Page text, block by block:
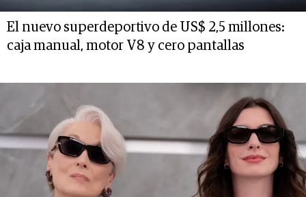
El nuevo superdeportivo de US$ 2,5 millones:
caja manual, motor V8 y cero pantallas